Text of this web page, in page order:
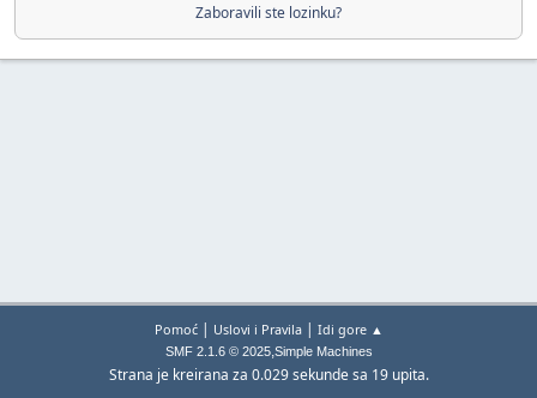
Zaboravili ste lozinku?
Pomoć| Uslovi i Pravila| Idi gore ▲
SMF 2.1.6 © 2025,Simple Machines
Strana je kreirana za 0.029 sekunde sa 19 upita.